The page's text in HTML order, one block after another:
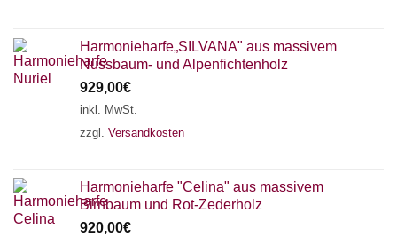
Harmonieharfe„SILVANA" aus massivem
Nussbaum- und Alpenfichtenholz
929,00€
inkl. MwSt.
zzgl. Versandkosten
Harmonieharfe "Celina" aus massivem
Birnbaum und Rot-Zederholz
920,00€